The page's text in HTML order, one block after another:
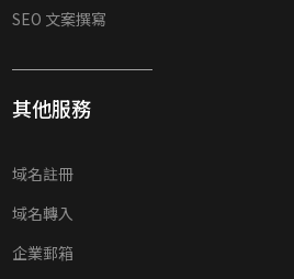
SEO 文案撰寫
其他服務
域名註冊
域名轉入
企業郵箱